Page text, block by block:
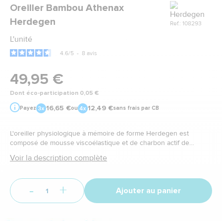
Oreiller Bambou Athenax
Herdegen
L'unité
Marque
Ref.: 108293
4.6/5 - 8 avis
49,95 €
Dont éco-participation 0,05 €
Payez 16,65 €ou 12,49 €sans frais par CB
L'oreiller physiologique à mémoire de forme Herdegen est
composé de mousse viscoélastique et de charbon actif de
le confort en laissant une sensation de fraîcheur durant toute la
Voir la description complète
- + Ajouter au panier